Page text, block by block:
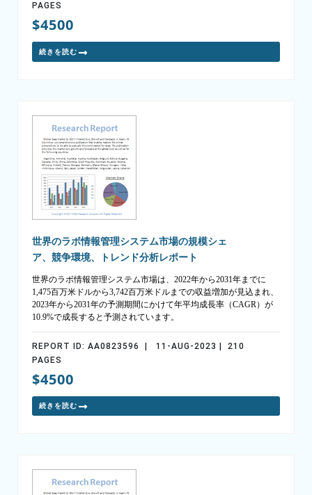
PAGES
$4500
続きを読む
世界のラボ情報管理システム市場の規模シェ
ア、競争環境、トレンド分析レポート
世界のラボ情報管理システム市場は、2022年から2031年までに
1,475百万米ドルから3,742百万米ドルまでの収益増加が見込まれ、
2023年から2031年の予測期間にかけて年平均成長率（CAGR）が
10.9%で成長すると予測されています。
REPORT ID: AA0823596 | 11-AUG-2023 | 210
PAGES
$4500
続きを読む